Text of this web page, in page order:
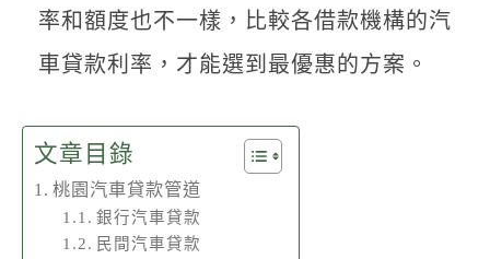
率和額度也不一樣，比較各借款機構的汽
車貸款利率，才能選到最優惠的方案。
文章目錄
桃園汽車貸款管道
銀行汽車貸款
民間汽車貸款